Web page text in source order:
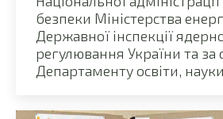
безпеки Міністерства
Державної інспекції
регулювання України та за
Департаменту освіти,